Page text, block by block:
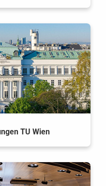
TU Wien